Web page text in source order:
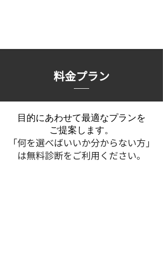
料金プラン
目的にあわせて最適なプランを
ご提案します。
「何を選べばいいか分からない方」
は無料診断をご利用ください。